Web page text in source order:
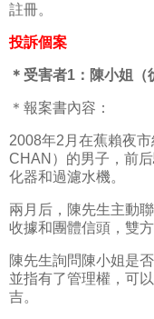
註冊。
投訴個案
＊受害者1：陳小姐（
＊報案書內容：
2008年2月在蕉賴夜
CHAN）的男子，前
化器和過濾水機。
兩月后，陳先生主動
收據和團體信頭，雙
陳先生詢問陳小姐是
並指有了管理權，可
吉。